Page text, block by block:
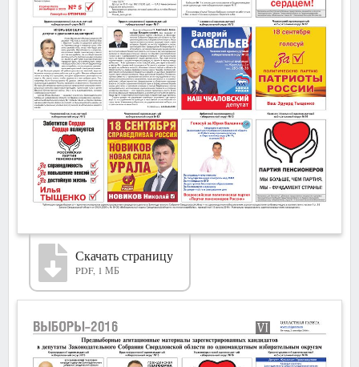
Скачать страницу
PDF, 1 МБ